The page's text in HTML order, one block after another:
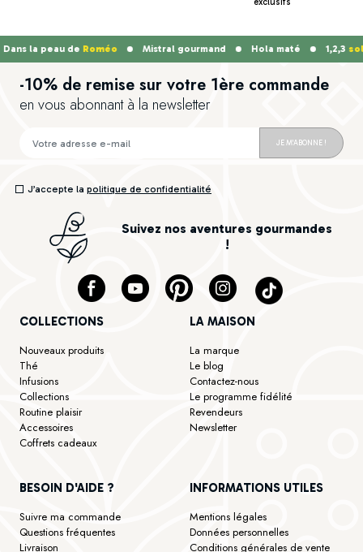
la peau deRoméo Mistral gourmand Hola maté 1,2,3soleil
-10% de remise sur votre 1ère commande
en vous abonnant à la newsletter
JE M'ABONNE !
J’accepte la politique de confidentialité
Suivez nos aventures gourmandes
!
COLLECTIONS
Nouveaux produits
Thé
Infusions
Collections
Routine plaisir
Accessoires
Coffrets cadeaux
LA MAISON
La marque
Le blog
Contactez-nous
Le programme fidélité
Revendeurs
Newsletter
BESOIN D'AIDE ?
Suivre ma commande
Questions fréquentes
Livraison
INFORMATIONS UTILES
Mentions légales
Données personnelles
Conditions générales de vente